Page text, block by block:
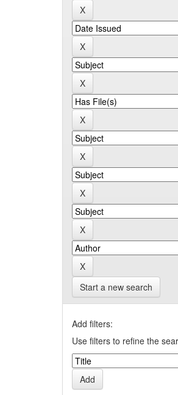
Start a new search
Add filters:
Use filters to refine the